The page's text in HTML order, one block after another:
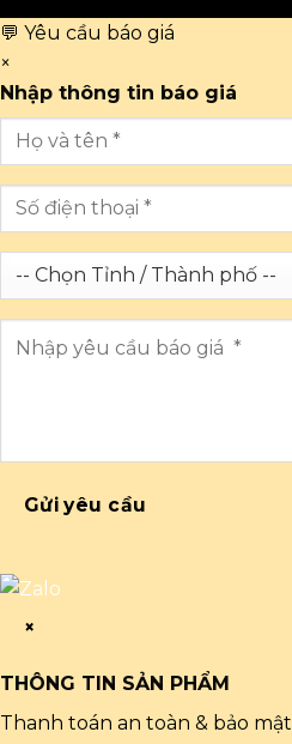
💬 Yêu cầu báo giá
×
Nhập thông tin báo giá
Gửi yêu cầu
×
THÔNG TIN SẢN PHẨM
Thanh toán an toàn & bảo mật